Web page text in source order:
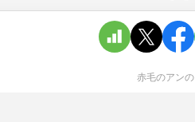
赤毛のアンの